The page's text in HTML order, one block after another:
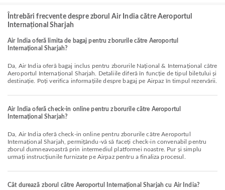
Întrebări frecvente despre zborul Air India către Aeroportul
Internațional Sharjah
Air India oferă limita de bagaj pentru zborurile către Aeroportul
Internațional Sharjah?
Da, Air India oferă bagaj inclus pentru zborurile Național & Internațional către
Aeroportul Internațional Sharjah. Detaliile diferă în funcție de tipul biletului și
destinație. Poți verifica informațiile despre bagaj pe Airpaz în timpul rezervării.
Air India oferă check-in online pentru zborurile către Aeroportul
Internațional Sharjah?
Da, Air India oferă check-in online pentru zborurile către Aeroportul
Internațional Sharjah, permițându-vă să faceți check-in convenabil pentru
zborul dumneavoastră prin intermediul platformei noastre. Pur și simplu
urmați instrucțiunile furnizate pe Airpaz pentru a finaliza procesul.
Cât durează zborul către Aeroportul Internațional Sharjah cu Air India?